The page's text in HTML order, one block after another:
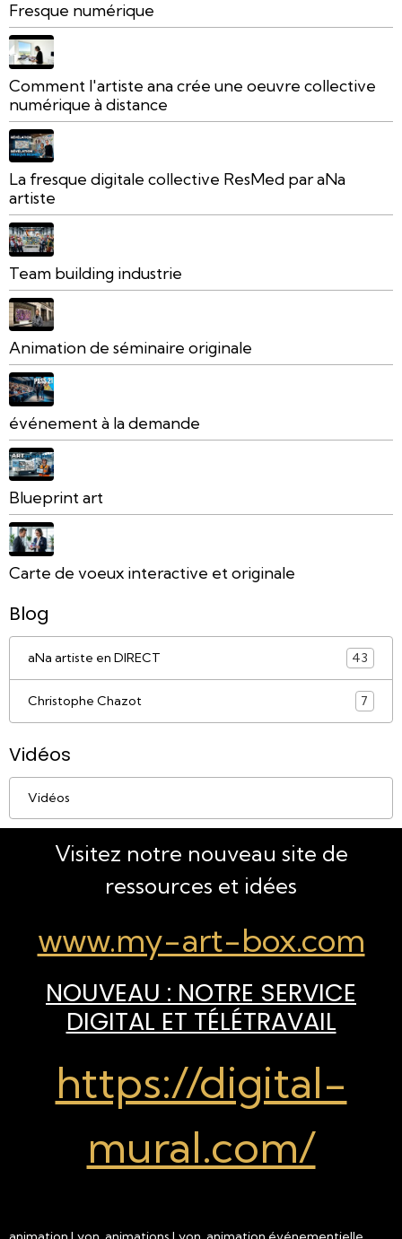
Fresque numérique
Comment l'artiste ana crée une oeuvre collective
numérique à distance
La fresque digitale collective ResMed par aNa
artiste
Team building industrie
Animation de séminaire originale
événement à la demande
Blueprint art
Carte de voeux interactive et originale
Blog
aNa artiste en DIRECT 43
Christophe Chazot 7
Vidéos
Vidéos
Visitez notre nouveau site de
ressources et idées
www.my-art-box.com
NOUVEAU : NOTRE SERVICE
DIGITAL ET TÉLÉTRAVAIL
https://digital-
mural.com/